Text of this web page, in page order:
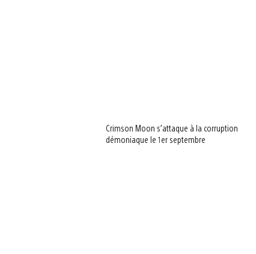
Crimson Moon s’attaque à la corruption
démoniaque le 1er septembre